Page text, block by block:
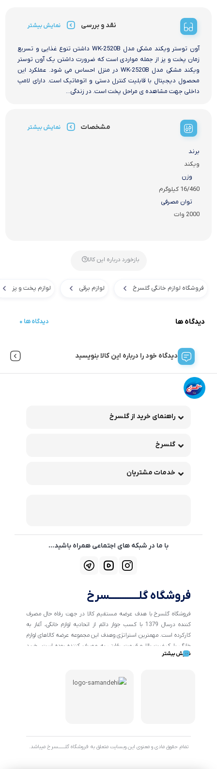
نقد و بررسی نمایش بیشتر
آون توستر ویکند مشکی مدل WK-2520B داشتن تنوع غذایی و تسریع
زمان پخت و پز از جمله مواردی است که ضرورت داشتن یک آون توستر
ویکند مشکی مدل WK-2520B در منزل احساس می شود. عملکرد این
محصول دیجیتال با قابلیت کنترل دستی و اتوماتیک است. دارای لامپ
داخلی جهت مشاهده ی مراحل پخت است. در زندگی...
مشخصات نمایش بیشتر
برند
ویکند
وزن
16/460 کیلوگرم
توان مصرفی
2000 وات
بازخورد درباره این کالا
فروشگاه لوازم خانگی گلسرخ لوازم برقی لوازم پخت و پز
دیدگاه ها 0 دیدگاه ها
دیدگاه خود را درباره این کالا بنویسید
راهنمای خرید از گلسرخ
گلسرخ
خدمات مشتریان
با ما در شبکه های اجتماعی همراه باشید...
فروشگاه گلــــــــــــسرخ
فروشگاه گلسرخ با هدف عرضه مستقیم کالا در جهت رفاه حال مصرف
کننده درسال 1379 با کسب جواز دائم از اتحادیه لوازم خانگی، آغاز به
کارکرده است. مهمترین استراتژی وهدف این مجموعه عرضه کالاهای لوازم
خانگی با کیفیت بالا و قیمت رقابتی به مصرف کننده بوده است. خرید
کالاهای خانگی و تهیه جهیزیه دراین فروشگاه آسان ومطمئن صورت می
فروشگاه اینترنتی گلسرخ به خدمت رسانی گسترده تر و با شرایط بهتر
نمایش بیشتر
تمام حقوق مادی و معنوی این وبسایت متعلق به فروشگاه گلـــــــسرخ میباشد.